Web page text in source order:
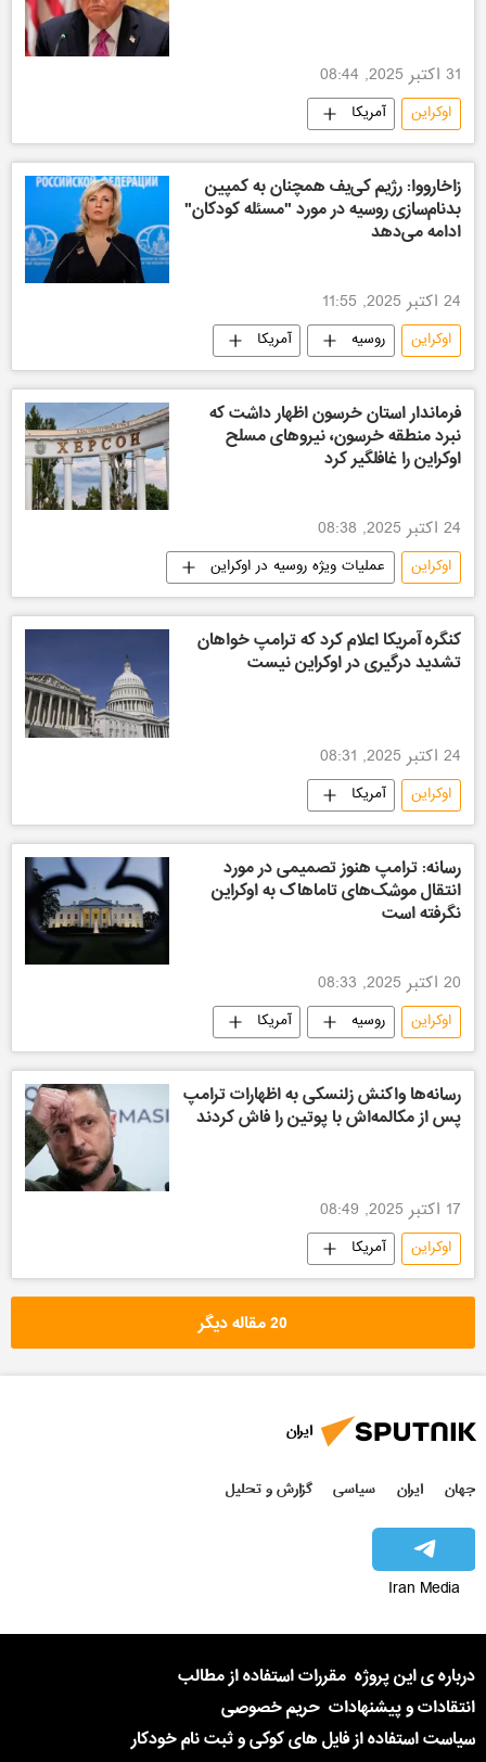
31 اکتبر 2025, 08:44
اوکراین آمریکا
زاخارووا: رژیم کی‌یف همچنان به کمپین
بدنام‌سازی روسیه در مورد "مسئله کودکان"
ادامه می‌دهد
24 اکتبر 2025, 11:55
اوکراین روسیه آمریکا
فرماندار استان خرسون اظهار داشت که
نبرد منطقه خرسون، نیروهای مسلح
اوکراین را غافلگیر کرد
24 اکتبر 2025, 08:38
اوکراین عملیات ویژه روسیه در اوکراین
کنگره آمریکا اعلام کرد که ترامپ خواهان
تشدید درگیری در اوکراین نیست
24 اکتبر 2025, 08:31
اوکراین آمریکا
رسانه: ترامپ هنوز تصمیمی در مورد
انتقال موشک‌های تاماهاک به اوکراین
نگرفته است
20 اکتبر 2025, 08:33
اوکراین روسیه آمریکا
رسانه‌ها واکنش زلنسکی به اظهارات ترامپ
پس از مکالمه‌اش با پوتین را فاش کردند
17 اکتبر 2025, 08:49
اوکراین آمریکا
20 مقاله دیگر
ایران
جهان ایران سیاسی گزارش و تحلیل
Iran Media
درباره ی این پروژه مقررات استفاده از مطالب
انتقادات و پیشنهادات حریم خصوصی
سیاست استفاده از فایل های کوکی و ثبت نام خودکار